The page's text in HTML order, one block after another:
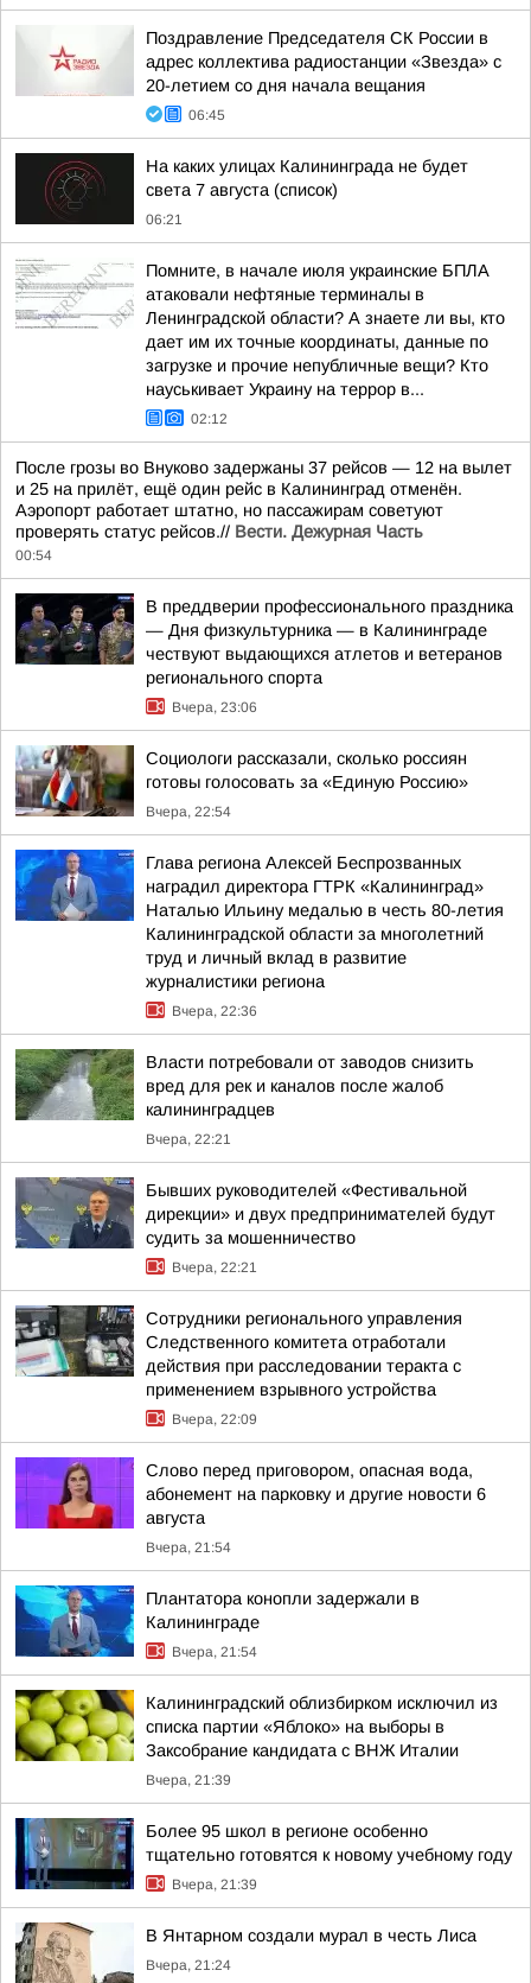
Поздравление Председателя СК России в
адрес коллектива радиостанции «Звезда» с
20-летием со дня начала вещания
06:45
На каких улицах Калининграда не будет
света 7 августа (список)
06:21
Помните, в начале июля украинские БПЛА
атаковали нефтяные терминалы в
Ленинградской области? А знаете ли вы, кто
дает им их точные координаты, данные по
загрузке и прочие непубличные вещи? Кто
науськивает Украину на террор в...
02:12
После грозы во Внуково задержаны 37 рейсов — 12 на вылет
и 25 на прилёт, ещё один рейс в Калининград отменён.
Аэропорт работает штатно, но пассажирам советуют
проверять статус рейсов.// Вести. Дежурная Часть
00:54
В преддверии профессионального праздника
— Дня физкультурника — в Калининграде
чествуют выдающихся атлетов и ветеранов
регионального спорта
Вчера, 23:06
Социологи рассказали, сколько россиян
готовы голосовать за «Единую Россию»
Вчера, 22:54
Глава региона Алексей Беспрозванных
наградил директора ГТРК «Калининград»
Наталью Ильину медалью в честь 80-летия
Калининградской области за многолетний
труд и личный вклад в развитие
журналистики региона
Вчера, 22:36
Власти потребовали от заводов снизить
вред для рек и каналов после жалоб
калининградцев
Вчера, 22:21
Бывших руководителей «Фестивальной
дирекции» и двух предпринимателей будут
судить за мошенничество
Вчера, 22:21
Сотрудники регионального управления
Следственного комитета отработали
действия при расследовании теракта с
применением взрывного устройства
Вчера, 22:09
Слово перед приговором, опасная вода,
абонемент на парковку и другие новости 6
августа
Вчера, 21:54
Плантатора конопли задержали в
Калининграде
Вчера, 21:54
Калининградский облизбирком исключил из
списка партии «Яблоко» на выборы в
Заксобрание кандидата с ВНЖ Италии
Вчера, 21:39
Более 95 школ в регионе особенно
тщательно готовятся к новому учебному году
Вчера, 21:39
В Янтарном создали мурал в честь Лиса
Вчера, 21:24